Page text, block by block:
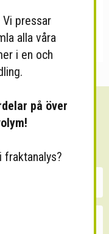
pressar
alla våra
i en och
på över
fraktanalys?